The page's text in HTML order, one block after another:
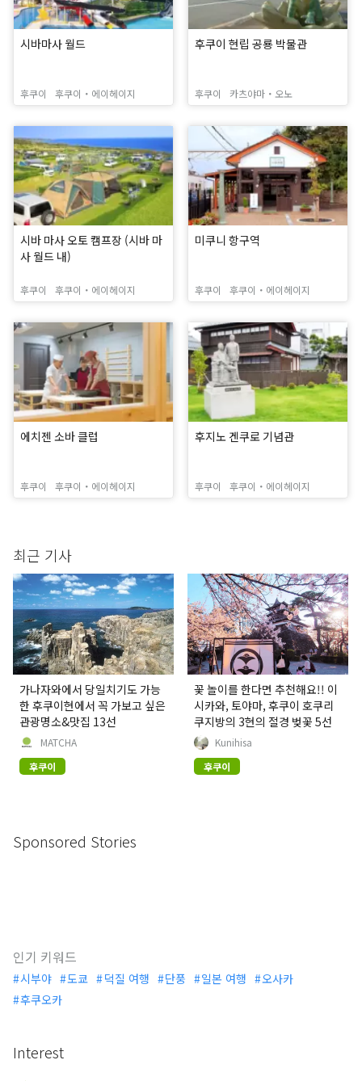
시바마사 월드
후쿠이 후쿠이・에이헤이지
후쿠이 현립 공룡 박물관
후쿠이 카츠야마・오노
시바 마사 오토 캠프장 (시바 마
사 월드 내)
후쿠이 후쿠이・에이헤이지
미쿠니 항구역
후쿠이 후쿠이・에이헤이지
에치젠 소바 클럽
후쿠이 후쿠이・에이헤이지
후지노 겐쿠로 기념관
후쿠이 후쿠이・에이헤이지
최근 기사
가나자와에서 당일치기도 가능
한 후쿠이현에서 꼭 가보고 싶은
관광명소&맛집 13선
MATCHA
후쿠이
꽃 놀이를 한다면 추천해요!! 이
시카와, 토야마, 후쿠이 호쿠리
쿠지방의 3현의 절경 벚꽃 5선
Kunihisa
후쿠이
Sponsored Stories
인기 키워드
시부야 도쿄 덕질 여행 단풍 일본 여행
오사카
후쿠오카
Interest